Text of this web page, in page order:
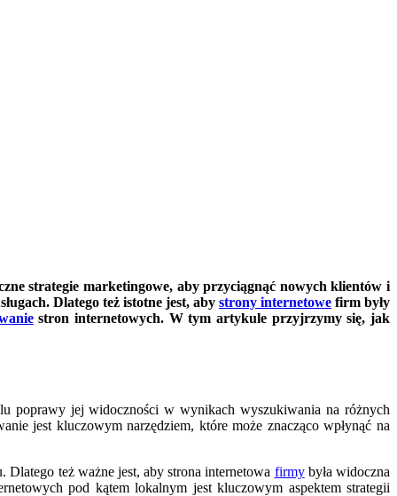
strategie marketingowe, aby przyciągnąć nowych klientów i
Dlatego też istotne jest, aby strony internetowefirm były
stron internetowych. W tym artykule przyjrzymy się, jak
poprawy jej widoczności w wynikach wyszukiwania na różnych
jest kluczowym narzędziem, które może znacząco wpłynąć na
też ważne jest, aby strona internetowa firmybyła widoczna
pod kątem lokalnym jest kluczowym aspektem strategii